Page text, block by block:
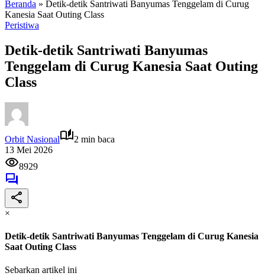
Beranda » Detik-detik Santriwati Banyumas Tenggelam di Curug
Kanesia Saat Outing Class
Peristiwa
Detik-detik Santriwati Banyumas
Tenggelam di Curug Kanesia Saat Outing
Class
Orbit Nasional
2 min baca
13 Mei 2026
8929
×
Detik-detik Santriwati Banyumas Tenggelam di Curug Kanesia
Saat Outing Class
Sebarkan artikel ini